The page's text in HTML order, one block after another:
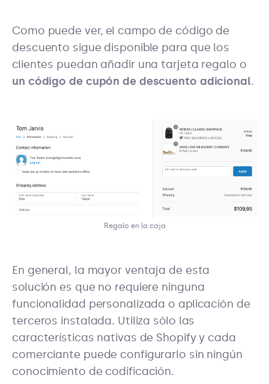
Como puede ver, el campo de código de
descuento sigue disponible para que los
clientes puedan añadir una tarjeta regalo o
un código de cupón de descuento adicional.
Regalo en la caja
En general, la mayor ventaja de esta
solución es que no requiere ninguna
funcionalidad personalizada o aplicación de
terceros instalada. Utiliza sólo las
características nativas de Shopify y cada
comerciante puede configurarlo sin ningún
conocimiento de codificación.